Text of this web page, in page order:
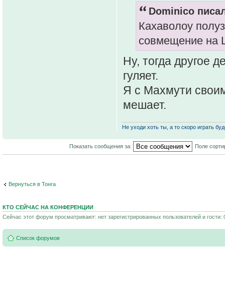
Dominico
Кахаволоу
совмещение на
Ну, тогда другое
гуляет.
Я с Махмути
мешает.
Не уходи хоть ты, а то скоро играть
Показать сообщения за: Поле
Вернуться в Тонга
КТО СЕЙЧАС НА КОНФЕРЕНЦИИ
Сейчас этот форум просматривают: нет зарегистрированных пользователей и гости:
Список форумов